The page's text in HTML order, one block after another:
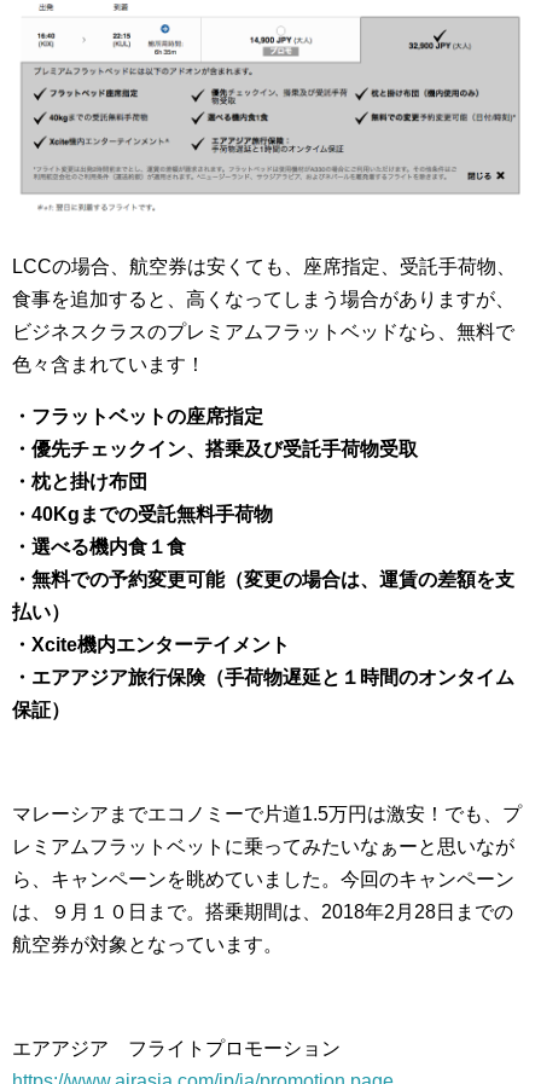
LCCの場合、航空券は安くても、座席指定、受託手荷物、
食事を追加すると、高くなってしまう場合がありますが、
ビジネスクラスのプレミアムフラットベッドなら、無料で
色々含まれています！
・フラットベットの座席指定
・優先チェックイン、搭乗及び受託手荷物受取
・枕と掛け布団
・40Kgまでの受託無料手荷物
・選べる機内食１食
・無料での予約変更可能（変更の場合は、運賃の差額を支
払い）
・Xcite機内エンターテイメント
・エアアジア旅行保険（手荷物遅延と１時間のオンタイム
保証）
マレーシアまでエコノミーで片道1.5万円は激安！でも、プ
レミアムフラットベットに乗ってみたいなぁーと思いなが
ら、キャンペーンを眺めていました。今回のキャンペーン
は、９月１０日まで。搭乗期間は、2018年2月28日までの
航空券が対象となっています。
エアアジア フライトプロモーション